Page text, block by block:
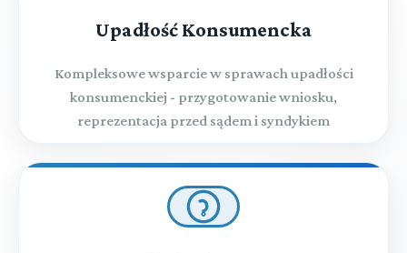
Upadłość Konsumencka
Kompleksowe wsparcie w sprawach upadłości
konsumenckiej - przygotowanie wniosku,
reprezentacja przed sądem i syndykiem